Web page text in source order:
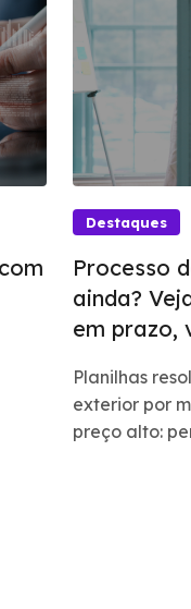
Destaques
Processo
ainda?
em prazo,
Planilhas
exterior por
preço alto: